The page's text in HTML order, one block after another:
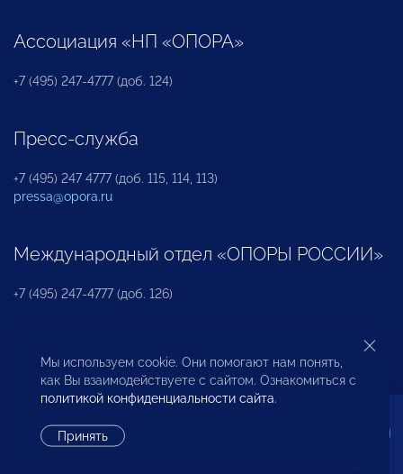
Ассоциация «НП «ОПОРА»
+7 (495) 247-4777 (доб. 124)
Пресс-служба
+7 (495) 247 4777 (доб. 115, 114, 113)
pressa@opora.ru
Международный отдел «ОПОРЫ РОССИИ»
+7 (495) 247-4777 (доб. 126)
Бюро по защите прав предпринимателей и
инвесторов
Мы используем cookie. Они помогают нам понять,
как Вы взаимодействуете с сайтом. Ознакомиться с
политикой конфиденциальности сайта.
Принять